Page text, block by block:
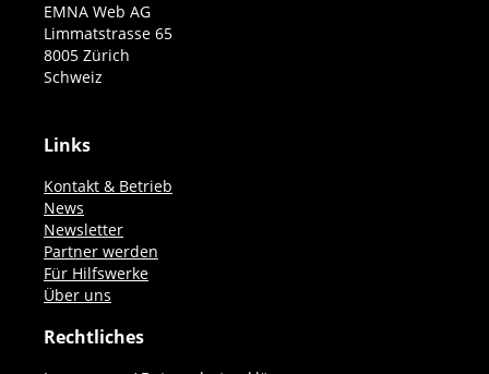
EMNA Web AG
Limmatstrasse 65
8005 Zürich
Schweiz
Links
Kontakt & Betrieb
News
Newsletter
Partner werden
Für Hilfswerke
Über uns
Rechtliches